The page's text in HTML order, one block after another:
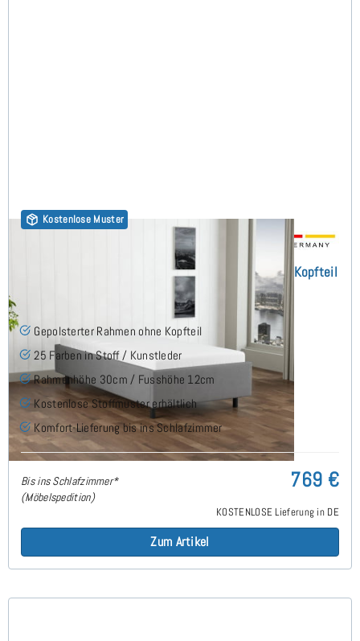
Kostenlose Muster
30er Rahmenbett 90x210 cm - Polsterbett ohne Kopfteil
Gepolsterter Rahmen ohne Kopfteil
25 Farben in Stoff / Kunstleder
Rahmenhöhe 30cm / Fusshöhe 12cm
Kostenlose Stoffmuster erhältlich
Komfort-Lieferung bis ins Schlafzimmer
Bis ins Schlafzimmer*
(Möbelspedition)
769 €
KOSTENLOSE Lieferung in DE
Zum Artikel